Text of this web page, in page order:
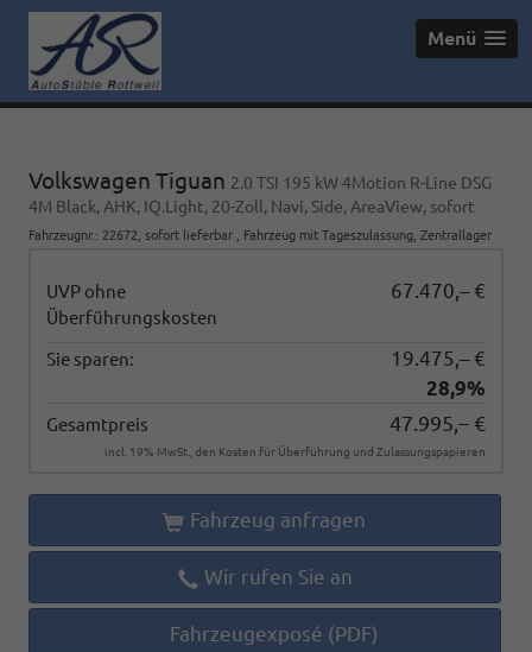
Menü
Volkswagen Tiguan 2.0 TSI 195 kW 4Motion R-Line DSG
4M Black, AHK, IQ.Light, 20-Zoll, Navi, Side, AreaView, sofort
Fahrzeugnr. : 22672 sofort lieferbar Fahrzeug mit Tageszulassung , Zentrallager
UVP ohne
Überführungskosten
67.470,– €
Sie sparen:
19.475,– €
28,9%
Gesamtpreis 47.995,– €
incl. 19% MwSt., den Kosten für Überführung und Zulassungspapieren
Fahrzeug anfragen
Wir rufen Sie an
Fahrzeugexposé (PDF)